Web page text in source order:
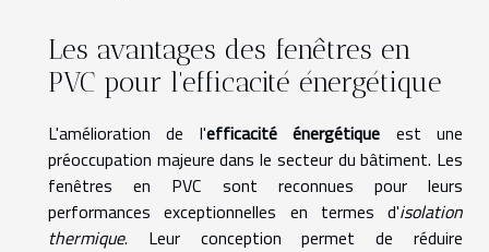
Les avantages des fenêtres en
PVC pour l'efficacité énergétique
L'amélioration de l'efficacité énergétique est une
préoccupation majeure dans le secteur du bâtiment. Les
fenêtres en PVC sont reconnues pour leurs
performances exceptionnelles en termes d'isolation
thermique. Leur conception permet de réduire